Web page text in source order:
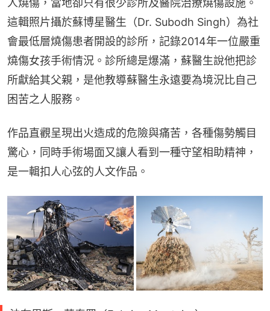
人燒傷，當地卻只有很少診所及醫院治療燒傷設施。
這輯照片攝於蘇博星醫生（Dr. Subodh Singh）為社
會最低層燒傷患者開設的診所，記錄2014年一位嚴重
燒傷女孩手術情況。診所總是爆滿，蘇醫生說他把診
所獻給其父親，是他教導蘇醫生永遠要為境況比自己
困苦之人服務。
作品直觀呈現出火造成的危險與痛苦，各種傷勢觸目
驚心，同時手術場面又讓人看到一種守望相助精神，
是一輯扣人心弦的人文作品。